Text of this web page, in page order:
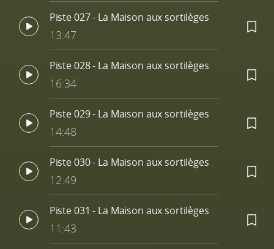
Piste 027 - La Maison aux sortilèges
13:47
Piste 028 - La Maison aux sortilèges
16:34
Piste 029 - La Maison aux sortilèges
14:48
Piste 030 - La Maison aux sortilèges
12:49
Piste 031 - La Maison aux sortilèges
11:43